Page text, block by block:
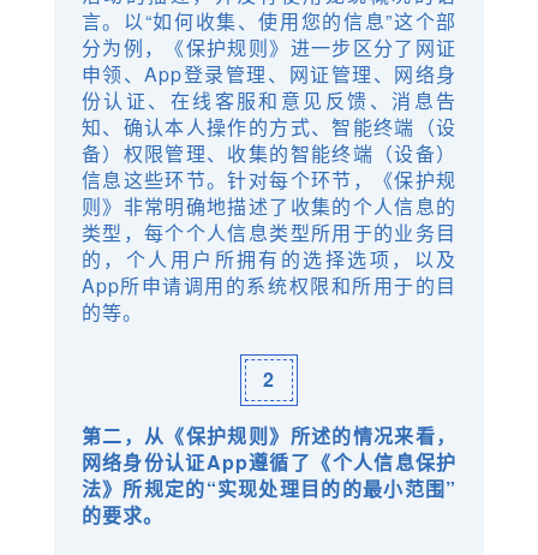
言。以“如何收集、使用您的信息”这个部
分为例，《保护规则》进一步区分了网证
申领、App登录管理、网证管理、网络身
份认证、在线客服和意见反馈、消息告
知、确认本人操作的方式、智能终端（设
备）权限管理、收集的智能终端（设备）
信息这些环节。针对每个环节，《保护规
则》非常明确地描述了收集的个人信息的
类型，每个个人信息类型所用于的业务目
的，个人用户所拥有的选择选项，以及
App所申请调用的系统权限和所用于的目
的等。
2
第二，从《保护规则》所述的情况来看，
网络身份认证App遵循了《个人信息保护
法》所规定的“实现处理目的的最小范围”
的要求。